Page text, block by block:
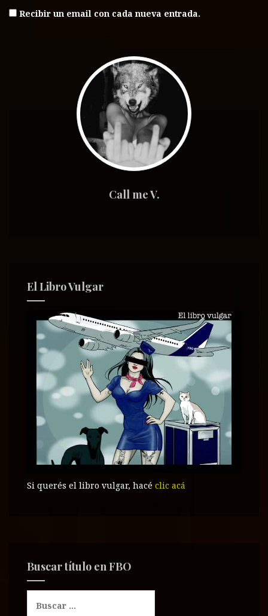
Recibir un email con cada nueva entrada.
Call me V.
El Libro Vulgar
Si querés el libro vulgar, hacé clic acá
Buscar título en FBO